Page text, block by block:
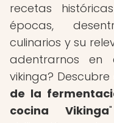
recetas
épocas,
culinarios y su
adentrarnos
vikinga?
de la
cocina Vikinga